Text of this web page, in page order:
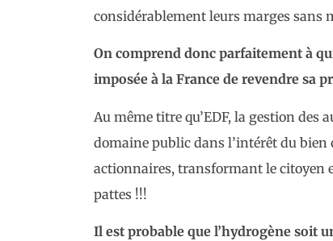
considérablement leurs marges sans
On comprend donc parfaitement à
imposée à la France de revendre sa
Au même titre qu’EDF, la gestion des
domaine public dans l’intérêt du
actionnaires, transformant le citoyen
pattes !!!
Il est probable que l’hydrogène soit